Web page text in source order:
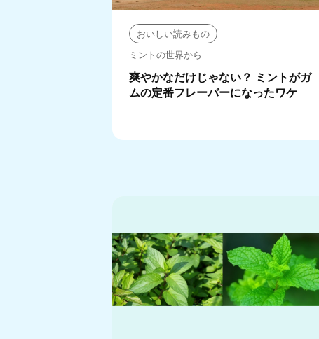
おいしい読みもの
ミントの世界から
爽やかなだけじゃない？ ミントがガ
ムの定番フレーバーになったワケ